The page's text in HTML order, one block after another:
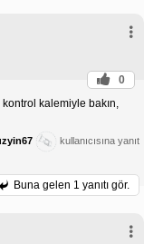
0
kalemiyle bakın,
kullanıcısına yanıt
Buna gelen 1 yanıtı gör.